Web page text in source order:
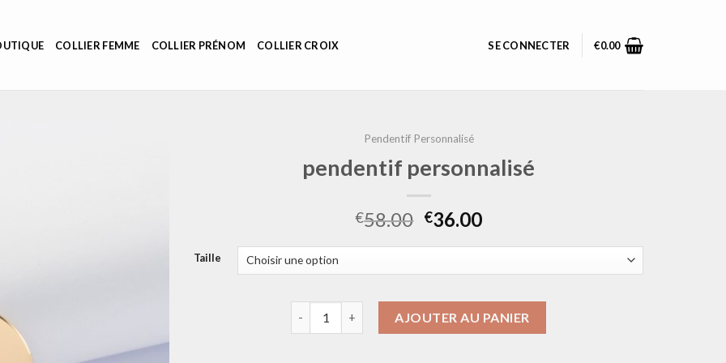
COLLIER FEMME COLLIER PRÉNOM COLLIER CROIX SE CONNECTER €0.00
Pendentif Personnalisé
pendentif personnalisé
€58.00 €36.00
Taille
AJOUTER AU PANIER